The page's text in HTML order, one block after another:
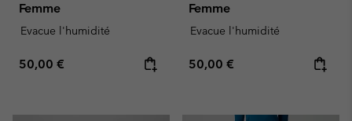
Femme
Evacue l'humidité
Regular price:
50,00 €
Femme
Evacue l'humidité
Regular price:
50,00 €